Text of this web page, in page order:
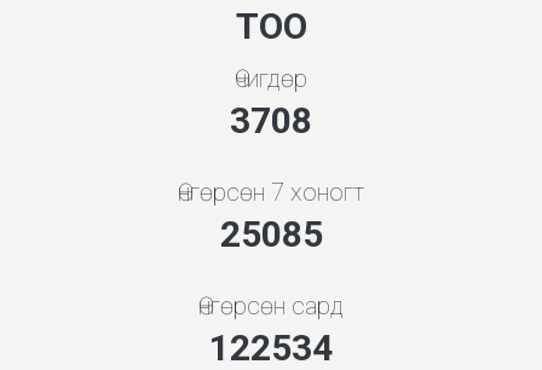
ТОО
Өчигдөр
4279
Өнгөрсөн 7 хоногт
28944
Өнгөрсөн сард
141385